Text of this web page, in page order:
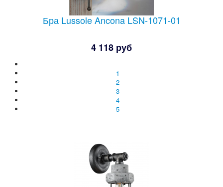
Бра Lussole Ancona LSN-1071-01
4 118 руб
1
2
3
4
5